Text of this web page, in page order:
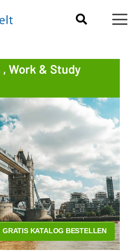
Work & Study